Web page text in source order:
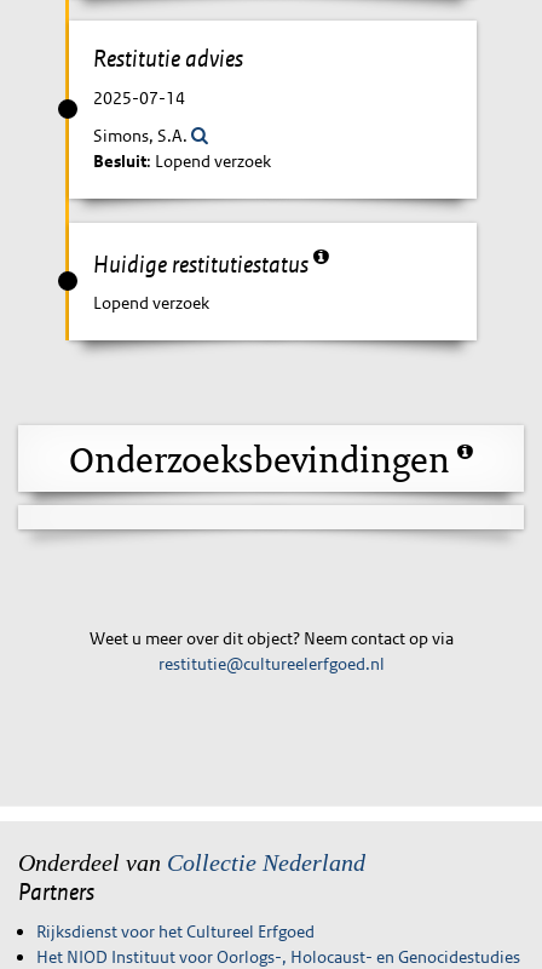
Restitutie advies
2025-07-14
Simons, S.A.
Besluit: Lopend verzoek
Huidige restitutiestatus
Lopend verzoek
Onderzoeksbevindingen
Weet u meer over dit object? Neem contact op via
restitutie@cultureelerfgoed.nl
Onderdeel van Collectie Nederland
Partners
Rijksdienst voor het Cultureel Erfgoed
Het NIOD Instituut voor Oorlogs-, Holocaust- en Genocidestudies